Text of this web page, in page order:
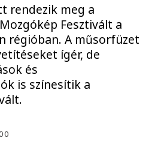
rendezik meg a
Fesztivált a
régióban. A műsorfüzet
ígér, de
és
is színesítik a